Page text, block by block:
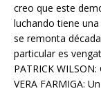
creo que este
luchando tiene
se remonta
particular es
PATRICK
VERA FARMIGA: